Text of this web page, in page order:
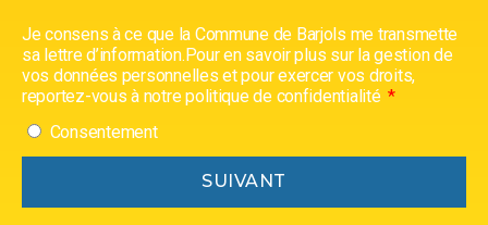
Je consens à ce que la Commune de Barjols me transmette
sa lettre d’information.Pour en savoir plus sur la gestion de
vos données personnelles et pour exercer vos droits,
reportez-vous à notre politique de confidentialité
Consentement
SUIVANT